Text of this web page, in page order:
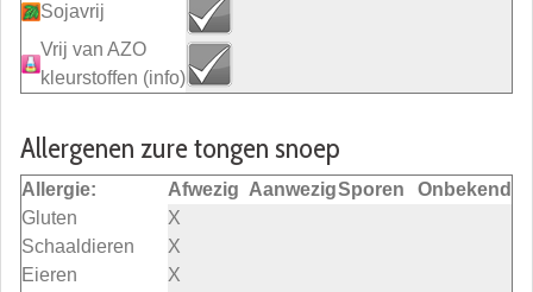
Sojavrij
Vrij van AZO
kleurstoffen (info)
Allergenen zure tongen snoep
Allergie: Afwezig AanwezigSporen
Onbekend
Gluten
X
Schaaldieren
X
Eieren
X